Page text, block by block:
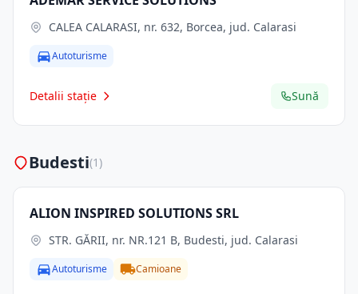
CALEA CALARASI, nr. 632, Borcea, jud. Calarasi
Autoturisme
Detalii stație Sună
Budesti(1)
ALION INSPIRED SOLUTIONS SRL
STR. GĂRII, nr. NR.121 B, Budesti, jud. Calarasi
Autoturisme Camioane